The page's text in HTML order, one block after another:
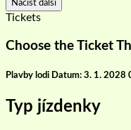
Načíst další
Tickets
Choose the Ticket
Plavby lodi Datum: 3. 1.
Typ jízdenky